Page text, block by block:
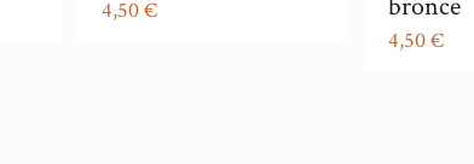
4,50€
4,50€